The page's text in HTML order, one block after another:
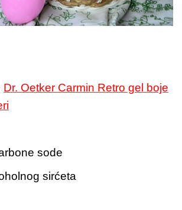
Dr. Oetker Carmin Retro gel boje
sode
sirćeta